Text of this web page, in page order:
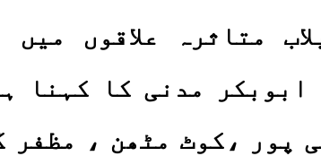
متاثرہ علاقوں
مدنی کا کہنا
پور ،کوٹ مٹھن ،